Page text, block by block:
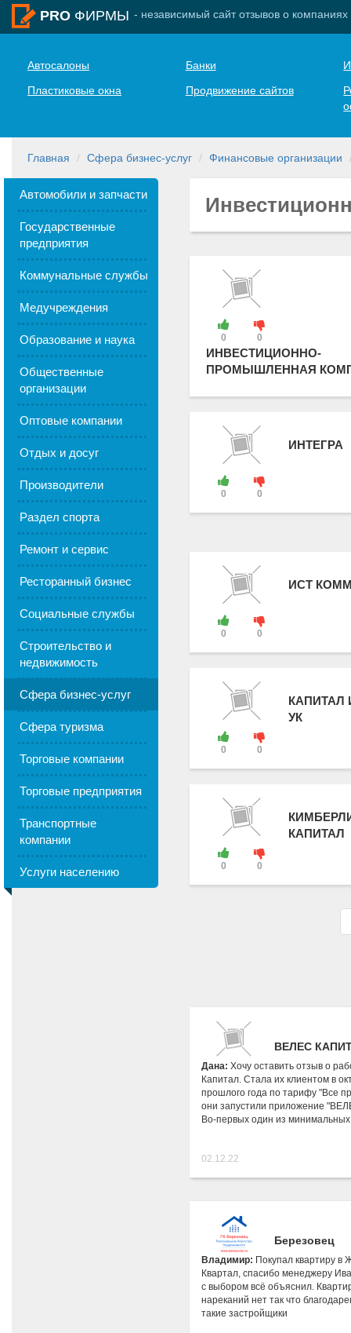
PRO ФИРМЫ - независимый сайт отзывов о компаниях
Автосалоны Банки
Пластиковые окна
Продвижение сайтов
Главная Сфера бизнес-услуг Финансовые организации
Автомобили и запчасти
Государственные
предприятия
Коммунальные службы
Медучреждения
Образование и наука
Общественные
организации
Оптовые компании
Отдых и досуг
Производители
Раздел спорта
Ремонт и сервис
Ресторанный бизнес
Социальные службы
Строительство и
недвижимость
Сфера бизнес-услуг
Сфера туризма
Торговые компании
Торговые предприятия
Транспортные
компании
Услуги населению
0 0
ИНВЕСТИЦИОННО-
ПРОМЫШЛЕННАЯ
0 0
ИНТЕГРА
0 0
ИСТ
0 0
КАПИТАЛ
УК
0 0
КАПИТАЛ
ВЕЛЕС
Дана: Хочу оставить отзыв о
Капитал. Стала их клиентом в
прошлого года по тарифу "Все
они запустили приложение
Во-первых один из
02.12.22
Березовец
Владимир: Покупал квартиру в
Квартал, спасибо менеджеру
с выбором всё объяснил.
нареканий нет так что
такие застройщики